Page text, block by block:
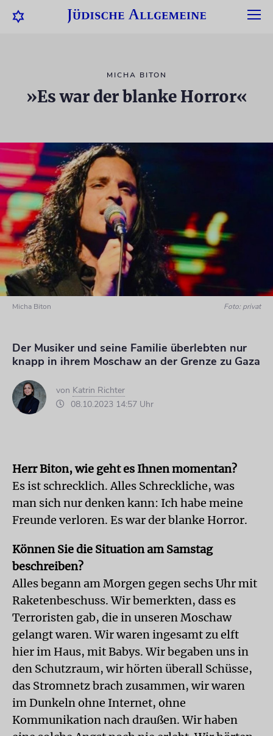
MICHA BITON
»Es war der blanke Horror«
Micha Biton Foto: privat
Der Musiker und seine Familie überlebten nur
knapp in ihrem Moschaw an der Grenze zu Gaza
von Katrin Richter
08.10.2023 14:57 Uhr
Herr Biton, wie geht es Ihnen momentan?
Es ist schrecklich. Alles Schreckliche, was
man sich nur denken kann: Ich habe meine
Freunde verloren. Es war der blanke Horror.
Können Sie die Situation am Samstag
beschreiben?
Alles begann am Morgen gegen sechs Uhr mit
Raketenbeschuss. Wir bemerkten, dass es
Terroristen gab, die in unseren Moschaw
gelangt waren. Wir waren ingesamt zu elft
hier im Haus, mit Babys. Wir begaben uns in
den Schutzraum, wir hörten überall Schüsse,
das Stromnetz brach zusammen, wir waren
im Dunkeln ohne Internet, ohne
Kommunikation nach draußen. Wir haben